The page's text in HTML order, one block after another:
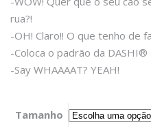
rua?!
-OH! Claro!! O que tenho de
-Coloca o padrão da
-Say WHAAAAT? YEAH!
Tamanho